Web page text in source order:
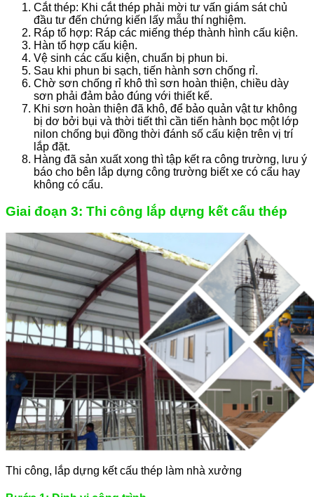
Cắt thép: Khi cắt thép phải mời tư vấn giám sát chủ
đầu tư đến chứng kiến lấy mẫu thí nghiệm.
Ráp tổ hợp: Ráp các miếng thép thành hình cấu kiện.
Hàn tổ hợp cấu kiện.
Vệ sinh các cấu kiện, chuẩn bị phun bi.
Sau khi phun bi sạch, tiến hành sơn chống rỉ.
Chờ sơn chống rỉ khô thì sơn hoàn thiện, chiều dày
sơn phải đảm bảo đúng với thiết kế.
Khi sơn hoàn thiện đã khô, để bảo quản vật tư không
bị dơ bởi bụi và thời tiết thì cần tiến hành bọc một lớp
nilon chống bụi đồng thời đánh số cấu kiện trên vị trí
lắp đặt.
Hàng đã sản xuất xong thì tập kết ra công trường, lưu ý
báo cho bên lắp dựng công trường biết xe có cẩu hay
không có cẩu.
Giai đoạn 3: Thi công lắp dựng kết cấu thép
Thi công, lắp dựng kết cấu thép làm nhà xưởng